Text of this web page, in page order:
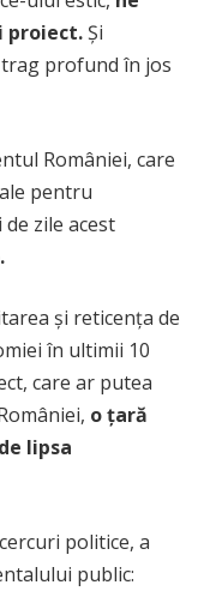
proiect. Și
profund în jos
României, care
pentru
zile acest
și reticența de
în ultimii 10
care ar putea
o țară
lipsa
politice, a
public: